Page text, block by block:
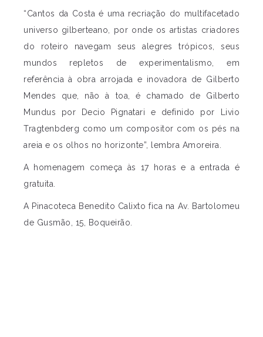
“Cantos da Costa é uma recriação do multifacetado
universo gilberteano, por onde os artistas criadores
do roteiro navegam seus alegres trópicos, seus
mundos repletos de experimentalismo, em
referência à obra arrojada e inovadora de Gilberto
Mendes que, não à toa, é chamado de Gilberto
Mundus por Decio Pignatari e definido por Livio
Tragtenbderg como um compositor com os pés na
areia e os olhos no horizonte”, lembra Amoreira.
A homenagem começa às 17 horas e a entrada é
gratuita.
A Pinacoteca Benedito Calixto fica na Av. Bartolomeu
de Gusmão, 15, Boqueirão.